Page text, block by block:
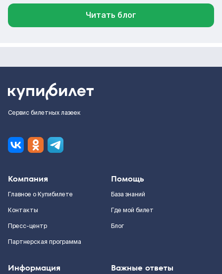
Читать блог
Сервис билетных лазеек
Компания
Главное о Купибилете
Контакты
Пресс-центр
Партнерская программа
Помощь
База знаний
Где мой билет
Блог
Информация Важные ответы